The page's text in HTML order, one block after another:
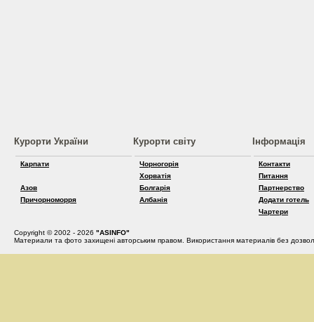
Курорти України
Карпати
Азов
Причорноморря
Курорти світу
Чорногорія
Хорватія
Болгарія
Албанія
Інформація
Контакти
Питання
Партнерство
Додати готель
Чартери
Copyright © 2002 - 2026 "ASINFO"
Материали та фото захищені авторським правом. Використання материалів без